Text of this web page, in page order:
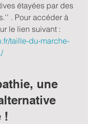
étayées par des
. Pour accéder à
le lien suivant :
taille-du-marche-
une
!